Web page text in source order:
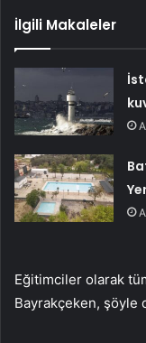
İlgili Makaleler
Eğitimciler olarak
Bayrakçeken, şöyle